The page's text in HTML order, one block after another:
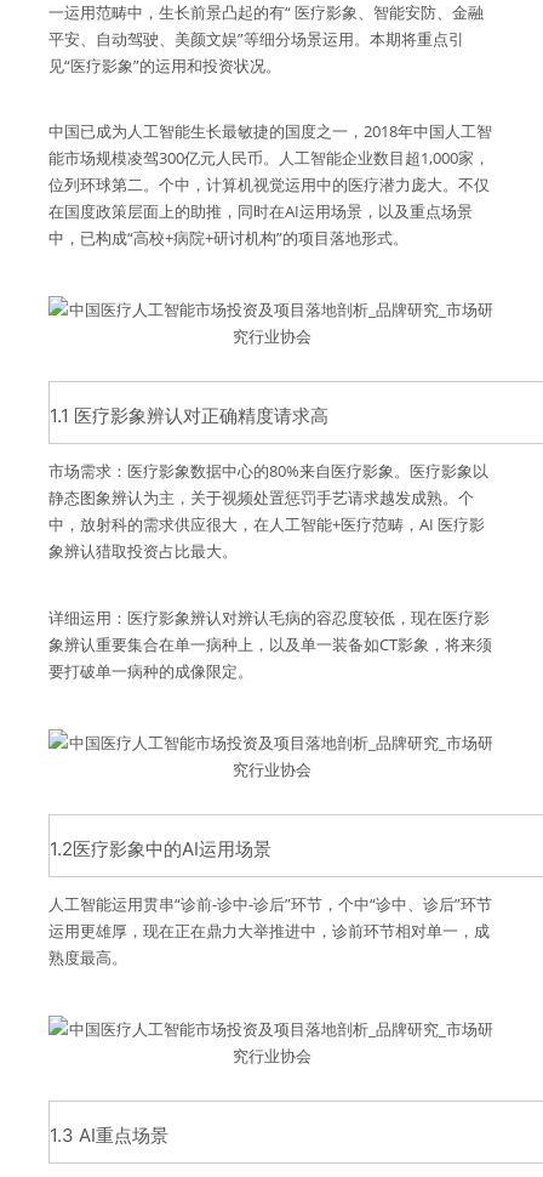
一运用范畴中，生长前景凸起的有“ 医疗影象、智能安防、金融
平安、自动驾驶、美颜文娱”等细分场景运用。本期将重点引
见“医疗影象”的运用和投资状况。
中国已成为人工智能生长最敏捷的国度之一，2018年中国人工智
能市场规模凌驾300亿元人民币。人工智能企业数目超1,000家，
位列环球第二。个中，计算机视觉运用中的医疗潜力庞大。不仅
在国度政策层面上的助推，同时在AI运用场景，以及重点场景
中，已构成“高校+病院+研讨机构”的项目落地形式。
1.1 医疗影象辨认对正确精度请求高
市场需求：医疗影象数据中心的80%来自医疗影象。医疗影象以
静态图象辨认为主，关于视频处置惩罚手艺请求越发成熟。个
中，放射科的需求供应很大，在人工智能+医疗范畴，AI 医疗影
象辨认猎取投资占比最大。
详细运用：医疗影象辨认对辨认毛病的容忍度较低，现在医疗影
象辨认重要集合在单一病种上，以及单一装备如CT影象，将来须
要打破单一病种的成像限定。
1.2医疗影象中的AI运用场景
人工智能运用贯串“诊前-诊中-诊后”环节，个中“诊中、诊后”环节
运用更雄厚，现在正在鼎力大举推进中，诊前环节相对单一，成
熟度最高。
1.3 AI重点场景